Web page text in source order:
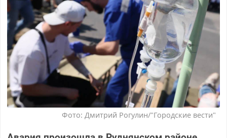
Фото: Дмитрий Рогулин/"Городские вести"